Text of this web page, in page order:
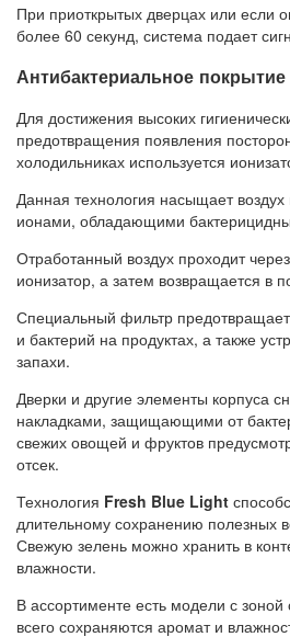
При приоткрытых дверцах или если
более 60 секунд, система подает
Антибактериальное
Для достижения высоких
предотвращения появления
холодильниках используется
Данная технология насыщает
ионами, обладающими
Отработанный воздух проходит
ионизатор, а затем возвращается
Специальный фильтр
и бактерий на продуктах, а также
запахи.
Дверки и другие элементы корпуса
накладками, защищающими от
свежих овощей и фруктов
отсек.
Технология Fresh Blue Light
длительному сохранению полезных
Свежую зелень можно хранить в
влажности.
В ассортименте есть модели с зоной
всего сохраняются аромат и